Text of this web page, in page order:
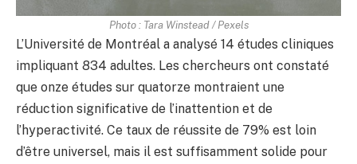
Photo : Tara Winstead / Pexels
L’Université de Montréal a analysé 14 études cliniques
impliquant 834 adultes. Les chercheurs ont constaté
que onze études sur quatorze montraient une
réduction significative de l’inattention et de
l’hyperactivité. Ce taux de réussite de 79% est loin
d’être universel, mais il est suffisamment solide pour